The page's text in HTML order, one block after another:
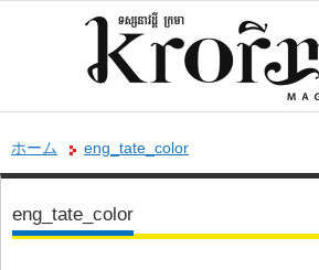
ホーム eng_tate_color
eng_tate_color